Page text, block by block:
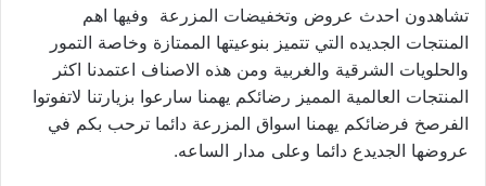
تشاهدون احدث عروض وتخفيضات المزرعة وفيها اهم
المنتجات الجديده التي تتميز بنوعيتها الممتازة وخاصة التمور
والحلويات الشرقية والغربية ومن هذه الاصناف اعتمدنا اكثر
المنتجات العالمية المميز رضائكم يهمنا سارعوا بزيارتنا لاتفوتوا
الفرصخ فرضائكم يهمنا اسواق المزرعة دائما ترحب بكم في
عروضها الجديدع دائما وعلى مدار الساعه.